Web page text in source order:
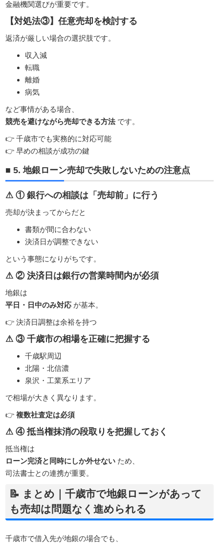
金融機関選びが重要です。
【対処法③】任意売却を検討する
返済が厳しい場合の選択肢です。
収入減
転職
離婚
病気
など事情がある場合、
競売を避けながら売却できる方法です。
👉 千歳市でも実務的に対応可能
👉 早めの相談が成功の鍵
■ 5. 地銀ローン売却で失敗しないための注意点
⚠ ① 銀行への相談は「売却前」に行う
売却が決まってからだと
書類が間に合わない
決済日が調整できない
という事態になりがちです。
⚠ ② 決済日は銀行の営業時間内が必須
地銀は
平日・日中のみ対応 が基本。
👉 決済日調整は余裕を持つ
⚠ ③ 千歳市の相場を正確に把握する
千歳駅周辺
北陽・北信濃
泉沢・工業系エリア
で相場が大きく異なります。
👉複数社査定は必須
⚠ ④ 抵当権抹消の段取りを把握しておく
抵当権は
ローン完済と同時にしか外せない ため、
司法書士との連携が重要。
📝 まとめ｜千歳市で地銀ローンがあって
も売却は問題なく進められる
千歳市で借入先が地銀の場合でも、